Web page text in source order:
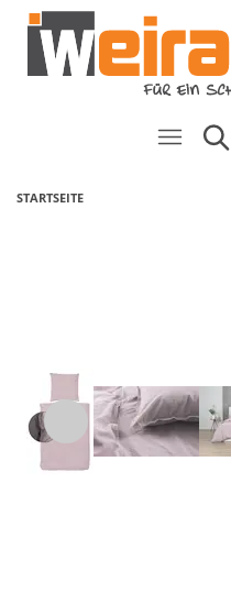
STARTSEITE